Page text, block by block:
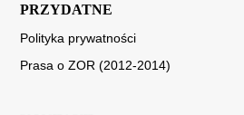
PRZYDATNE
Polityka prywatności
Prasa o ZOR (2012-2014)